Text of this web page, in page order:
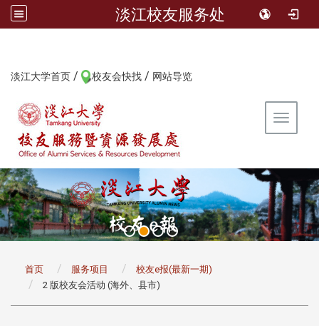
淡江校友服务处
淡江大学首页 / 校友会快找 / 网站导览
Toggle
首页 服务项目
校友e报(最新一期)
2 版校友会活动 (海外、县市)